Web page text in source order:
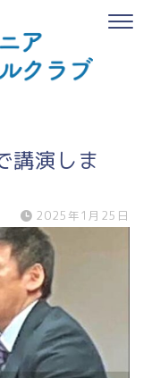
講演しま
2025年1月25日